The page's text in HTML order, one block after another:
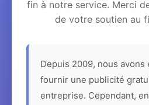
fin à notre service. Merci
de votre soutien au
Depuis 2009, nous avons
fournir une publicité
entreprise. Cependant,